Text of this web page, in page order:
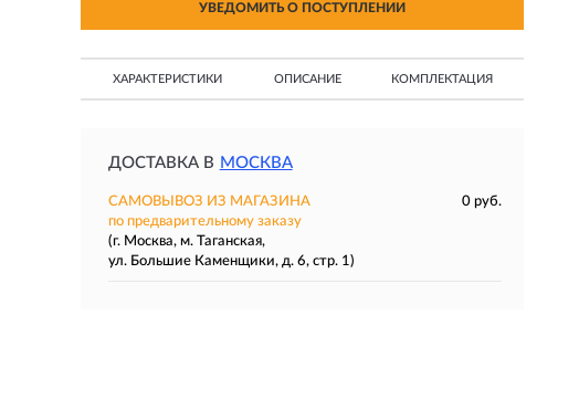
УВЕДОМИТЬ О ПОСТУПЛЕНИИ
ХАРАКТЕРИСТИКИ ОПИСАНИЕ КОМПЛЕКТАЦИЯ
ДОСТАВКА В МОСКВА
САМОВЫВОЗ ИЗ МАГАЗИНА
0 руб.
по предварительному заказу
(г. Москва, м. Таганская,
ул. Большие Каменщики, д. 6, стр. 1)